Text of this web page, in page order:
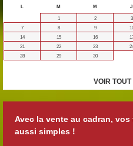
L M M J
1
2 3
7
8 9
14
15 16
21
22 23
28
29 30
VOIR
Avec la vente au cadran,
aussi simples !